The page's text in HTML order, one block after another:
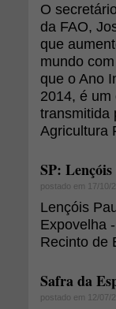
O
da FAO,
que
mundo
que o Ano
2014, é um
transmitida
Agricultura
SP: Lençóis
postado em 17/10/
Lençóis
Expovelha
Recinto de
Safra da
postado em 12/07/